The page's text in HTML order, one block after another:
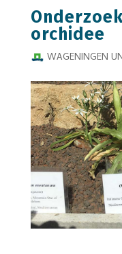
orchidee
WAGENINGEN